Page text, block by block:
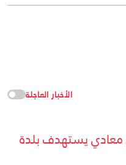
الأخبار العاجلة
يستهدف بلدة